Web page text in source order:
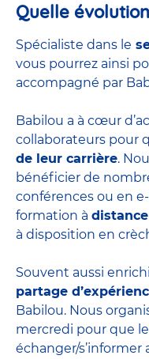
Quelle
Spécialiste dans le
vous pourrez ainsi
accompagné par
Babilou a à cœur
collaborateurs pour
de leur carrière.
bénéficier de
conférences ou en
formation à distance
à disposition en
Souvent aussi
partage
Babilou. Nous
mercredi pour que
échanger/s’informer